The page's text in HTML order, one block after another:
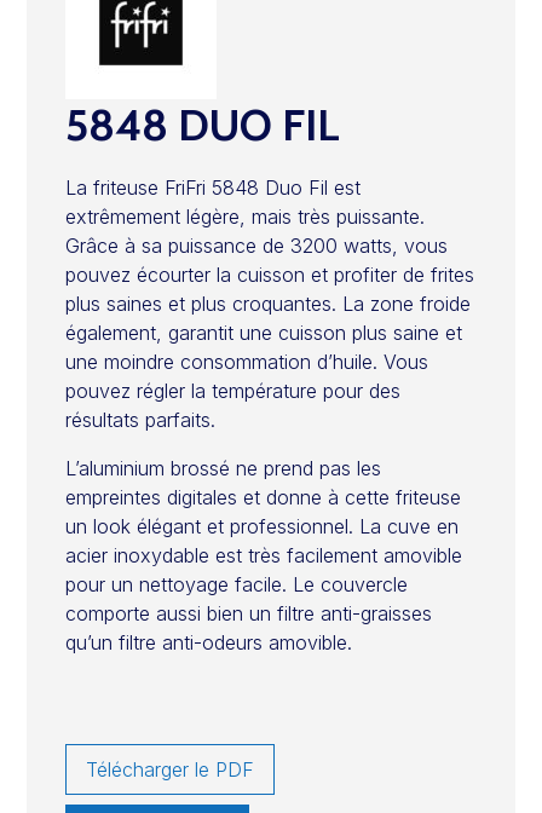
5848 DUO FIL
La friteuse FriFri 5848 Duo Fil est
extrêmement légère, mais très puissante.
Grâce à sa puissance de 3200 watts, vous
pouvez écourter la cuisson et profiter de frites
plus saines et plus croquantes. La zone froide
également, garantit une cuisson plus saine et
une moindre consommation d’huile. Vous
pouvez régler la température pour des
résultats parfaits.
L’aluminium brossé ne prend pas les
empreintes digitales et donne à cette friteuse
un look élégant et professionnel. La cuve en
acier inoxydable est très facilement amovible
pour un nettoyage facile. Le couvercle
comporte aussi bien un filtre anti-graisses
qu’un filtre anti-odeurs amovible.
Télécharger le PDF